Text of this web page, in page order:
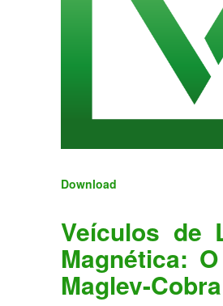
Download
Veículos de
Magnética:
Maglev-Cobra